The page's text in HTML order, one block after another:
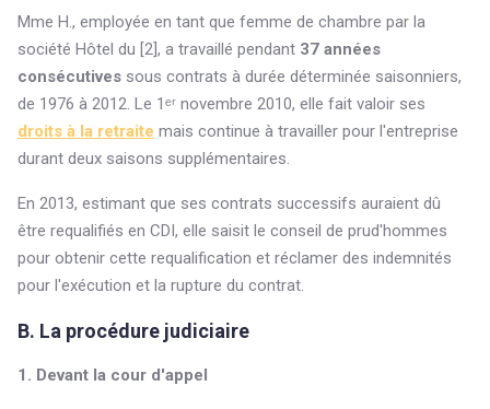
Mme H., employée en tant que femme de chambre par la
société Hôtel du [2], a travaillé pendant 37 années
consécutives sous contrats à durée déterminée saisonniers,
de 1976 à 2012. Le 1ᵉʳ novembre 2010, elle fait valoir ses
droits à la retraite mais continue à travailler pour l'entreprise
durant deux saisons supplémentaires.
En 2013, estimant que ses contrats successifs auraient dû
être requalifiés en CDI, elle saisit le conseil de prud'hommes
pour obtenir cette requalification et réclamer des indemnités
pour l'exécution et la rupture du contrat.
B. La procédure judiciaire
1. Devant la cour d'appel